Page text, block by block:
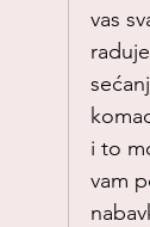
vas
i to
vam